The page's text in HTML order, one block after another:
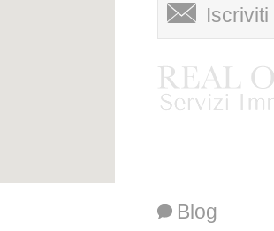
scrivi a
Blog